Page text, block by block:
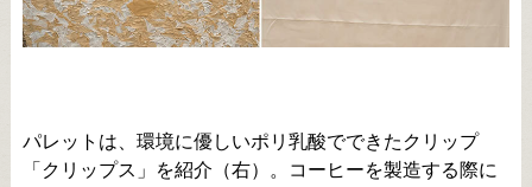
パレットは、環境に優しいポリ乳酸でできたクリップ
「クリップス」を紹介（右）。コーヒーを製造する際に